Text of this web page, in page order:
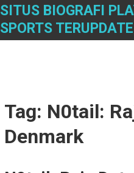
Skip
content
SITUS BIOGRAFI
SPORTS TERUPDATE
Tag: N0tail:
Denmark